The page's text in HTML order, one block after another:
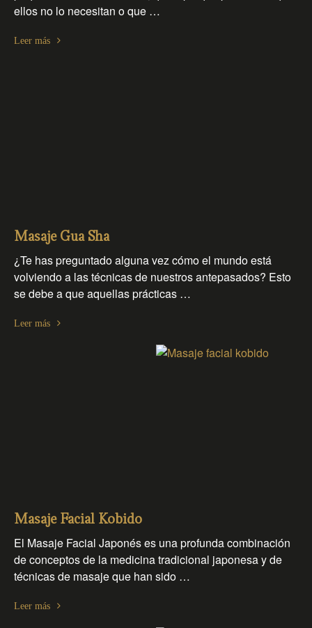
ellos no lo necesitan o que …
Leer más
Masaje Gua Sha
¿Te has preguntado alguna vez cómo el mundo está
volviendo a las técnicas de nuestros antepasados? Esto
se debe a que aquellas prácticas …
Leer más
Masaje Facial Kobido
El Masaje Facial Japonés es una profunda combinación
de conceptos de la medicina tradicional japonesa y de
técnicas de masaje que han sido …
Leer más